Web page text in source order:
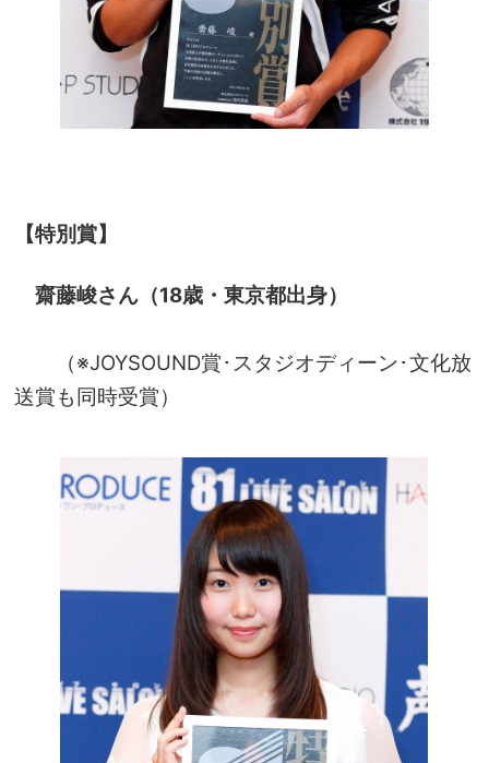
【特別賞】
齋藤峻さん（18歳・東京都出身）
（※JOYSOUND賞･スタジオディーン･文化放
送賞も同時受賞）